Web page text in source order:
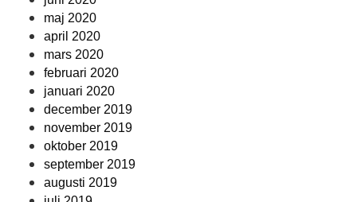
maj 2020
april 2020
mars 2020
februari 2020
januari 2020
december 2019
november 2019
oktober 2019
september 2019
augusti 2019